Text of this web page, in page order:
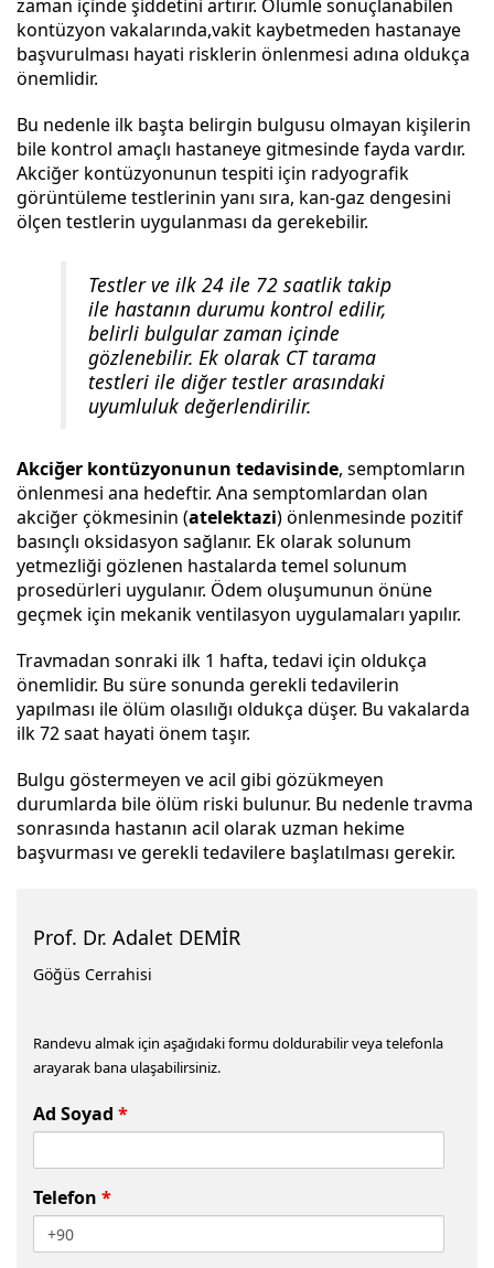
zaman içinde şiddetini artırır. Ölümle sonuçlanabilen
kontüzyon vakalarında,vakit kaybetmeden hastanaye
başvurulması hayati risklerin önlenmesi adına oldukça
önemlidir.
Bu nedenle ilk başta belirgin bulgusu olmayan kişilerin
bile kontrol amaçlı hastaneye gitmesinde fayda vardır.
Akciğer kontüzyonunun tespiti için radyografik
görüntüleme testlerinin yanı sıra, kan-gaz dengesini
ölçen testlerin uygulanması da gerekebilir.
Testler ve ilk 24 ile 72 saatlik takip
ile hastanın durumu kontrol edilir,
belirli bulgular zaman içinde
gözlenebilir. Ek olarak CT tarama
testleri ile diğer testler arasındaki
uyumluluk değerlendirilir.
Akciğer kontüzyonunun tedavisinde, semptomların
önlenmesi ana hedeftir. Ana semptomlardan olan
akciğer çökmesinin (atelektazi) önlenmesinde pozitif
basınçlı oksidasyon sağlanır. Ek olarak solunum
yetmezliği gözlenen hastalarda temel solunum
prosedürleri uygulanır. Ödem oluşumunun önüne
geçmek için mekanik ventilasyon uygulamaları yapılır.
Travmadan sonraki ilk 1 hafta, tedavi için oldukça
önemlidir. Bu süre sonunda gerekli tedavilerin
yapılması ile ölüm olasılığı oldukça düşer. Bu vakalarda
ilk 72 saat hayati önem taşır.
Bulgu göstermeyen ve acil gibi gözükmeyen
durumlarda bile ölüm riski bulunur. Bu nedenle travma
sonrasında hastanın acil olarak uzman hekime
başvurması ve gerekli tedavilere başlatılması gerekir.
Prof. Dr. Adalet DEMİR
Göğüs Cerrahisi
Randevu almak için aşağıdaki formu doldurabilir veya telefonla
arayarak bana ulaşabilirsiniz.
Ad Soyad *
Telefon *